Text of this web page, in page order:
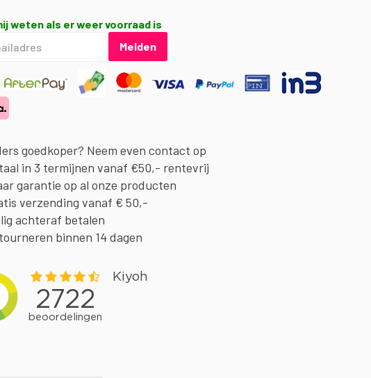
weten als er weer voorraad is
Melden
goedkoper? Neem even contact op
in 3 termijnen vanaf €50,- rentevrij
garantie op al onze producten
verzending vanaf € 50,-
achteraf betalen
binnen 14 dagen